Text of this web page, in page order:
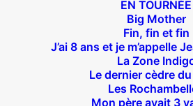
EN TOURNÉE
Big Mother
Fin, fin et fin
J’ai 8 ans et je m’appelle
La Zone
Le dernier cèdre
Les
Mon père avait 3
Théâtre des Béliers
14 bis rue Sainte Isaure 75018